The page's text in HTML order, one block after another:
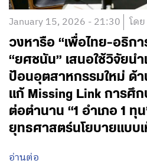
January 15, 2026 - 21:30 โด
วงหารือ “เพื่อไทย-อธิกา
“ยศชนัน” เสนอใช้วิจัยน
ป้อนอุตสาหกรรมใหม่ ด้า
แก้ Missing Link การศึ
ต่อตำนาน “1 อำเภอ 1 ทุ
ยุทธศาสตร์นโยบายแบบ
อ่านต่อ